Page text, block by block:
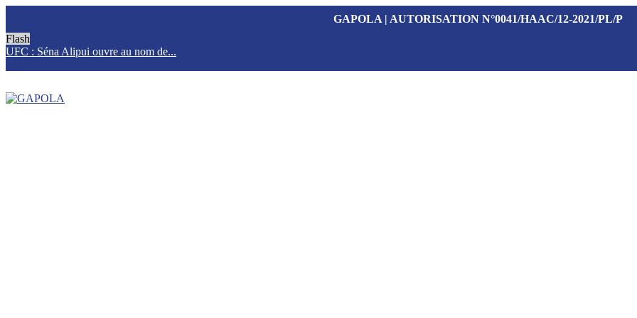
GAPOLA | AUTORISATION N°0041/HAAC/12-2021/PL/P
Flash
UFC : Séna Alipui ouvre au nom de...